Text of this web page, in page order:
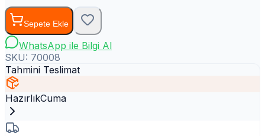
Sepete Ekle
WhatsApp ile Bilgi Al
SKU: 70008
Tahmini Teslimat
HazırlıkCuma